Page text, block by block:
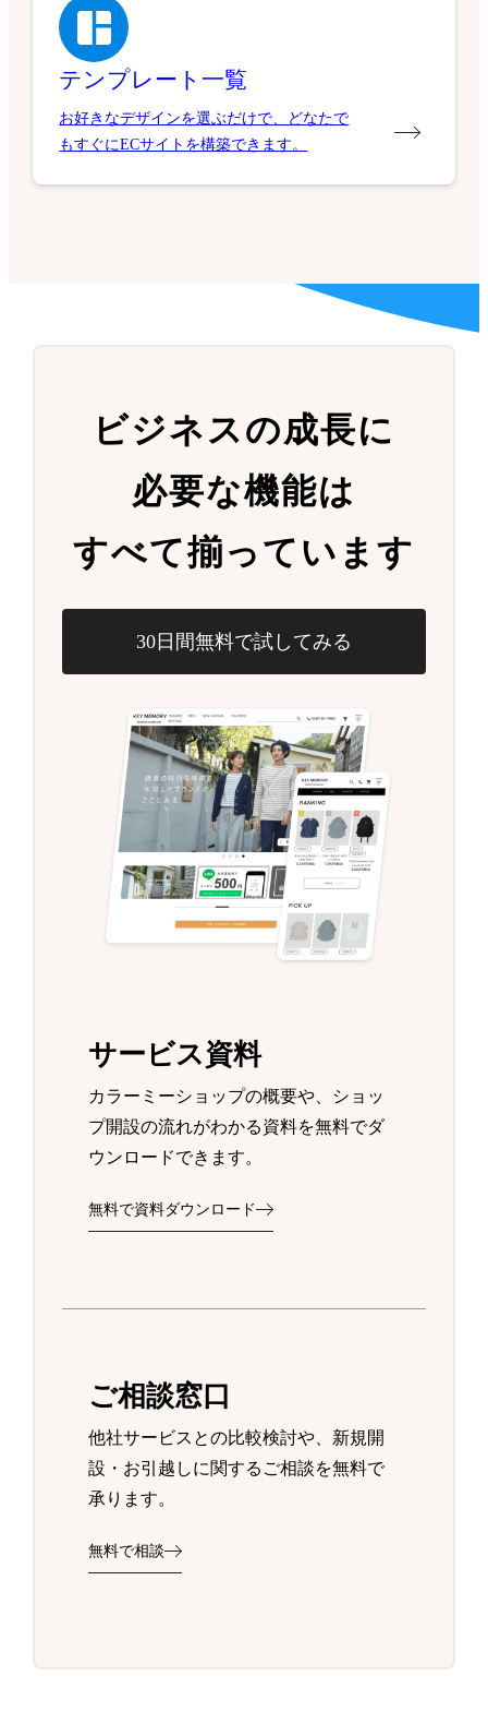
テンプレート一覧
お好きなデザインを選ぶだけで、どなたで
もすぐにECサイトを構築できます。
ビジネスの成長に
必要な機能は
すべて揃っています
30日間無料で試してみる
サービス資料
カラーミーショップの概要や、ショッ
プ開設の流れがわかる資料を無料でダ
ウンロードできます。
無料で資料ダウンロード
ご相談窓口
他社サービスとの比較検討や、新規開
設・お引越しに関するご相談を無料で
承ります。
無料で相談